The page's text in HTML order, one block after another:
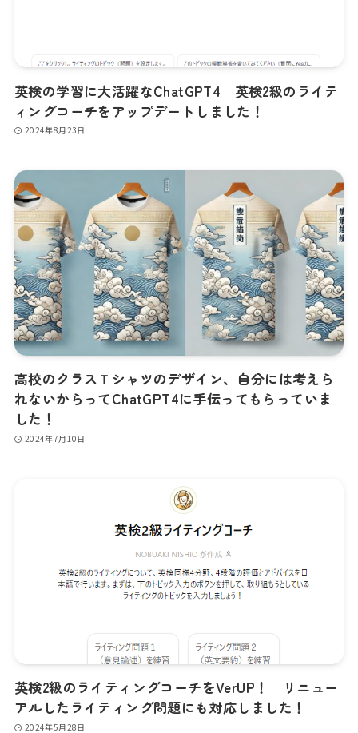
英検の学習に大活躍なChatGPT4 英検2級のライテ
ィングコーチをアップデートしました！
2024年8月23日
高校のクラスＴシャツのデザイン、自分には考えら
れないからってChatGPT4に手伝ってもらっていま
した！
2024年7月10日
英検2級のライティングコーチをVerUP！ リニュー
アルしたライティング問題にも対応しました！
2024年5月28日